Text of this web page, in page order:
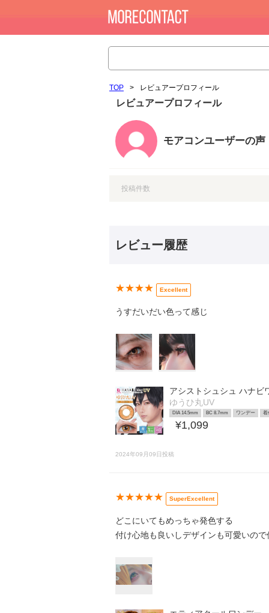
TOP > レビュアープロフィール
レビュアープロフィール
モアコンユーザーの声
投稿件数
レビュー履歴
★★★★ Excellent
うすだいだい色って感じ
アシストシュシュ ハナビ
ゆうひ丸UV
DIA 14.5mm BC 8.7mm ワンデー 着
¥1,099
2024年09月09日投稿
★★★★★ SuperExcellent
どこにいてもめっちゃ発色する
付け心地も良いしデザインも可愛いの